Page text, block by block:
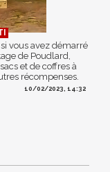
vous avez démarré
de Poudlard,
et de coffres à
récompenses.
10/02/2023, 14:32